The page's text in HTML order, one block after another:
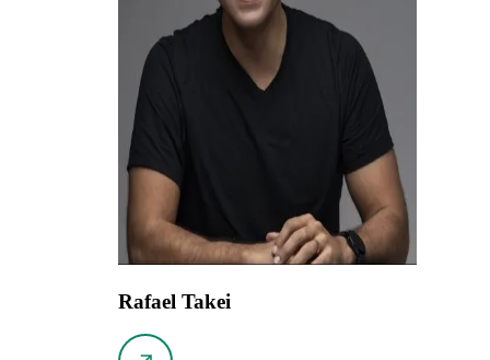
Rafael Takei